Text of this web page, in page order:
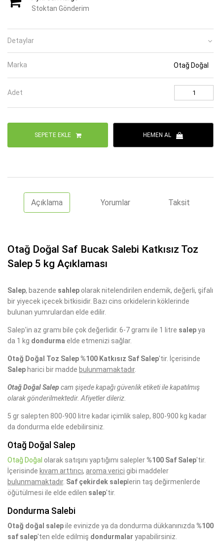
Stoktan Gönderim
Detaylar
Marka Otağ Doğal
Adet
SEPETE EKLE HEMEN AL
Açıklama Yorumlar Taksit
Otağ Doğal Saf Bucak Salebi Katkısız Toz
Salep 5 kg Açıklaması
Salep, bazende sahlep olarak nitelendirilen endemik, değerli, şifalı
bir yiyecek içecek bitkisidir. Bazı cins orkidelerin köklerinde
bulunan yumrulardan elde edilir.
Salep'in az gramı bile çok değerlidir. 6-7 gramı ile 1 litre salepya
da 1 kg dondurma elde etmenizi sağlar.
Otağ Doğal Toz Salep %100 Katkısız Saf Salep'tir. İçerisinde
Salep harici bir madde bulunmamaktadır.
Otağ Doğal Salep cam şişede kapağı güvenlik etiketi ile kapatılmış
olarak gönderilmektedir. Afiyetler dileriz.
5 gr salepten 800-900 litre kadar içimlik salep, 800-900 kg kadar
da dondurma elde edebilirsiniz.
Otağ Doğal Salep
Otağ Doğal olarak satışını yaptığımı salepler %100 Saf Salep'tir.
İçerisinde kıvam arttırıcı, aroma verici gibi maddeler
bulunmamaktadır. Saf çekirdek saleplerin taş değirmenlerde
öğütülmesi ile elde edilen salep'tir.
Dondurma Salebi
Otağ doğal salepile evinizde ya da dondurma dükkanınızda %100
saf salep'ten elde edilmiş dondurmalar yapabilirsiniz.